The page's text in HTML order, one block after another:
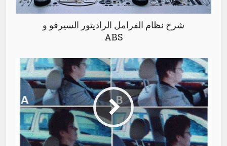
شرح نظام الفرامل الراديتور السيرفو و
ABS